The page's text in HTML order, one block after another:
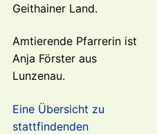
Geithainer Land.
Amtierende Pfarrerin ist
Anja Förster aus
Lunzenau.
Eine Übersicht zu
stattfindenden